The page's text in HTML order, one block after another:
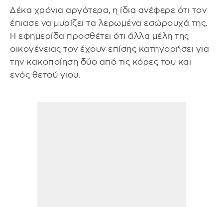
Δέκα χρόνια αργότερα, η ίδια ανέφερε ότι τον
έπιασε να μυρίζει τα λερωμένα εσώρουχά της.
Η εφημερίδα προσθέτει ότι άλλα μέλη της
οικογένειας τον έχουν επίσης κατηγορήσει για
την κακοποίηση δύο από τις κόρες του και
ενός θετού γιου.